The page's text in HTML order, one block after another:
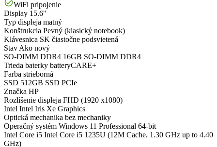
WiFi pripojenie
Display 15.6"
Typ displeja matný
Konštrukcia Pevný (klasický notebook)
Klávesnica SK čiastočne podsvietená
Stav Ako nový
SO-DIMM DDR4 16GB SO-DIMM DDR4
Trieda baterky batteryCARE+
Farba strieborná
SSD 512GB SSD PCIe
Značka HP
Rozlíšenie displeja FHD (1920 x1080)
Intel Intel Iris Xe Graphics
Optická mechanika bez mechaniky
Operačný systém Windows 11 Professional 64-bit
Intel Core i5 Intel Core i5 1235U (12M Cache, 1.30 GHz up to 4.40
GHz)